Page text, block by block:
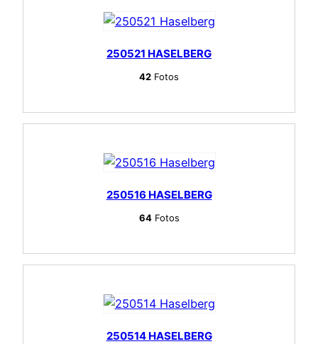
250521 HASELBERG
42 Fotos
250516 HASELBERG
64Fotos
250514 HASELBERG